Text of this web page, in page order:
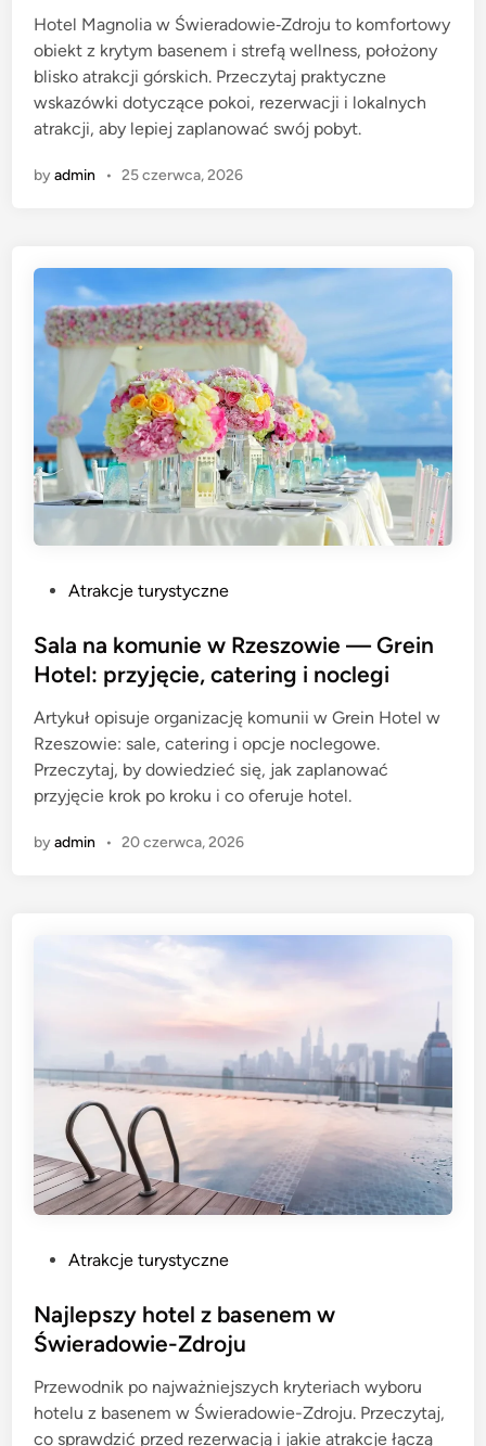
d
i
n
Hotel Magnolia w Świeradowie‑Zdroju to komfortowy
obiekt z krytym basenem i strefą wellness, położony
blisko atrakcji górskich. Przeczytaj praktyczne
wskazówki dotyczące pokoi, rezerwacji i lokalnych
atrakcji, aby lepiej zaplanować swój pobyt.
byadmin • 25 czerwca, 2026
s
t
d
i
n
Atrakcje turystyczne
Sala na komunie w Rzeszowie — Grein
Hotel: przyjęcie, catering i noclegi
Artykuł opisuje organizację komunii w Grein Hotel w
Rzeszowie: sale, catering i opcje noclegowe.
Przeczytaj, by dowiedzieć się, jak zaplanować
przyjęcie krok po kroku i co oferuje hotel.
byadmin • 20 czerwca, 2026
s
t
d
i
n
Atrakcje turystyczne
Najlepszy hotel z basenem w
Świeradowie-Zdroju
Przewodnik po najważniejszych kryteriach wyboru
hotelu z basenem w Świeradowie-Zdroju. Przeczytaj,
co sprawdzić przed rezerwacją i jakie atrakcje łączą